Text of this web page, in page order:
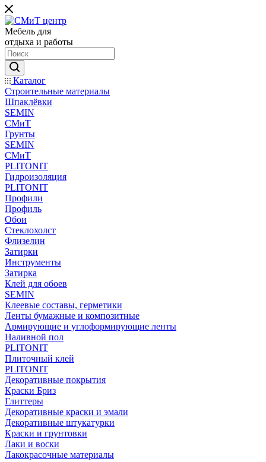
Мебель для
отдыха и работы
Каталог
Строительные материалы
Шпаклёвки
SEMIN
СМиТ
Грунты
SEMIN
СМиТ
PLITONIT
Гидроизоляция
PLITONIT
Профили
Профиль
Обои
Стеклохолст
Флизелин
Затирки
Инструменты
Затирка
Клей для обоев
SEMIN
Клеевые составы, герметики
Ленты бумажные и композитные
Армирующие и углоформирующие ленты
Наливной пол
PLITONIT
Плиточный клей
PLITONIT
Декоративные покрытия
Краски Бриз
Глиттеры
Декоративные краски и эмали
Декоративные штукатурки
Краски и грунтовки
Лаки и воски
Лакокрасочные материалы